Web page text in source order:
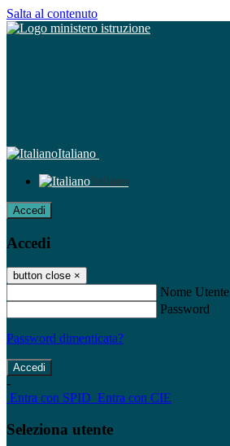
Salta al contenuto
Italiano
Italiano
Accedi
Accedi
button close ×
Nome Utente
Password
Password dimenticata?
-
Entra con SPID Entra con CIE
Seleziona utente